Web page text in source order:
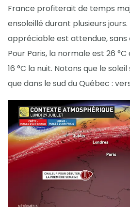
France profiterait de temps
ensoleillé durant plusieurs
appréciable est attendue,
Pour Paris, la normale est 26
16 °C la nuit. Notons que le
que dans le sud du Québec :